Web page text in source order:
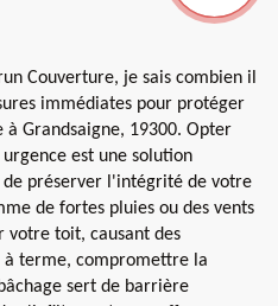
Couverture, je sais combien il
immédiates pour protéger
Grandsaigne, 19300. Opter
est une solution
de préserver l'intégrité de votre
de fortes pluies ou des vents
votre toit, causant des
terme, compromettre la
sert de barrière